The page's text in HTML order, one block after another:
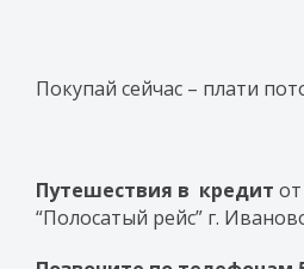
Покупай сейчас – плати
Путешествия в кредит
“Полосатый рейс” г.